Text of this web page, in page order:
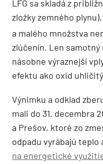
LFG sa skladá z
zložky zemného
a malého množstva
zlúčenín. Len
násobne výraznejší
efektu ako oxid
Výnimku a odklad
mali do 31. decembra
a Prešov, ktoré zo
odpadu vyrábajú teplo
na energetické